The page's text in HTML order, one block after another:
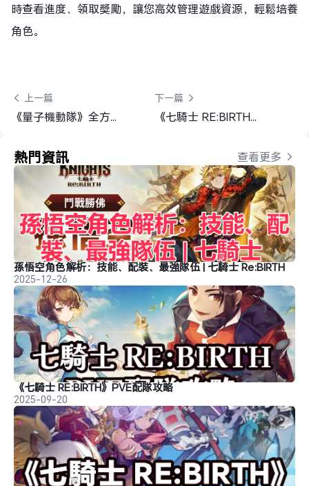
時查看進度、領取獎勵，讓您高效管理遊戲資源，輕鬆培養
角色。
上一篇
《量子機動隊》全方位開局指南&配隊推薦
下一篇
《七騎士 RE:BIRTH》PVE配隊攻略
熱門資訊 查看更多
孫悟空角色解析：技能、配裝、最強隊伍 | 七騎士 Re:BIRTH
2025-12-26
《七騎士 RE:BIRTH》PVE配隊攻略
2025-09-20